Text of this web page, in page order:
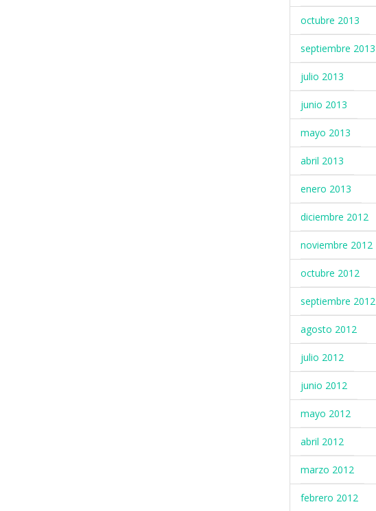
octubre 2013
septiembre 2013
julio 2013
junio 2013
mayo 2013
abril 2013
enero 2013
diciembre 2012
noviembre 2012
octubre 2012
septiembre 2012
agosto 2012
julio 2012
junio 2012
mayo 2012
abril 2012
marzo 2012
febrero 2012